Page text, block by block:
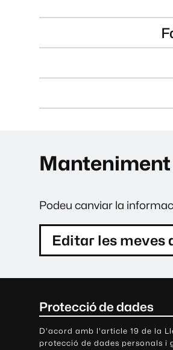
Podeu canviar la
Editar les meves
Protecció de dades
D'acord amb l'article 19 de la
protecció de dades personals i